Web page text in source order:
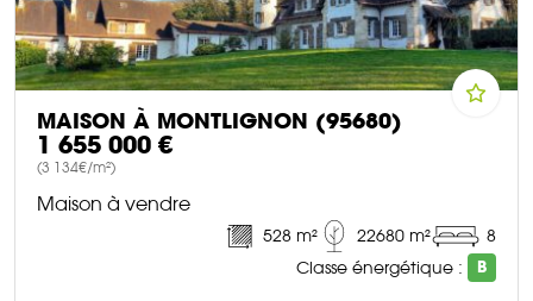
MAISON À MONTLIGNON (95680)
1 655 000 €
(3 134€/m²)
Maison à vendre
528 m² 22680 m²
8
Classe énergétique :
B